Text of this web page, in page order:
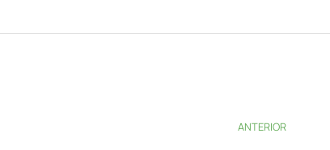
ANTERIOR